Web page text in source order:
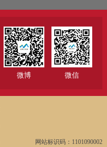
微博 微信
网站标识码：1101090002